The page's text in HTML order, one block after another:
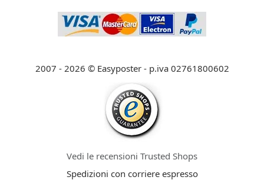
2007 - 2026 © Easyposter - p.iva 02761800602
Vedi le recensioni Trusted Shops
Spedizioni con corriere espresso